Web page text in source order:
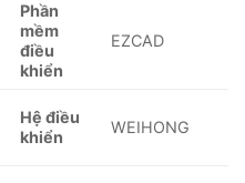
Phần
mềm
điều
khiển
EZCAD
Hệ điều
khiển
WEIHONG